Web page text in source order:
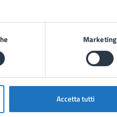
Marketing
Accetta tutti